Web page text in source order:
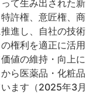
て生み出された新
許権、意匠権、商
進し、自社の技術
権利を適正に活用
値の維持・向上に
ら医薬品・化粧品
ます（2025年3月